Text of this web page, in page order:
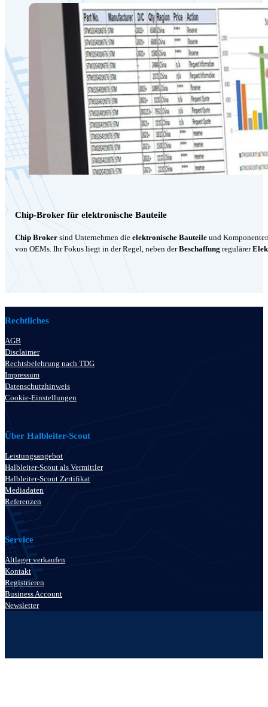
Chip-Broker für elektronische Bauteile
Chip Brokersind Unternehmen die elektronische Bauteileund
von OEMs. Ihr Fokus liegt in der Regel, neben derBeschaffung regulärer
Rechtliches
AGB
Disclaimer
Rechtsbelehrung nach TDG
Impressum
Datenschutzhinweis
Cookie-Einstellungen
Über Halbleiter-Scout
Leistungsangebot
Halbleiter-Scout als Vermittler
Halbleiter-Scout Zertifikat
Mediadaten
Referenzen
Service
Altlager verkaufen
Kontakt
Registrieren
Business Account
Newsletter